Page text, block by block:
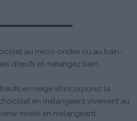
au micro-ondes ou au bain-
d’œufs et mélangez bien.
en neige et incorporez la
en mélangeant vivement au
moitié en mélangeant